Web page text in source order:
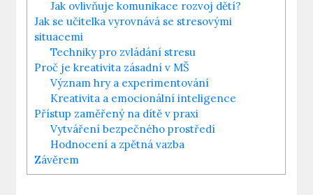
Jak ovlivňuje⁤ komunikace rozvoj​ dětí?
Jak se učitelka ​vyrovnává ​se stresovými
situacemi
Techniky pro‌ zvládání stresu
Proč je kreativita zásadní v ⁣MŠ
Význam hry⁣ a experimentování
Kreativita a emocionální inteligence
Přístup zaměřený na dítě v praxi
Vytváření bezpečného ⁢prostředí
Hodnocení⁢ a zpětná vazba
Závěrem